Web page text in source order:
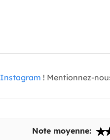
Instagram ! Mentionnez-
Note moyenne: